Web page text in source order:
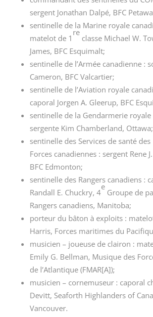
sergent Jonathan Dalpé, BFC
sentinelle de la Marine royale
matelot de 1
re
classeMichael W.
James, BFC Esquimalt;
sentinelle de l’Armée canadienne :
Cameron, BFC Valcartier;
sentinelle de l’Aviation royale
caporal Jorgen A. Gleerup, BFC
sentinelle de la Gendarmerie royale
sergente Kim Chamberland, Ottawa;
sentinelle des Services de santé des
Forces canadiennes : sergent Rene
BFC Edmonton;
sentinelle des Rangers canadiens :
Randall E. Chuckry, 4
e
Groupede
Rangers canadiens, Manitoba;
porteur du bâton à exploits :
Harris, Forces maritimes du
musicien – joueuse de clairon :
Emily G. Bellman, Musique des
del’Atlantique (FMAR[A]);
musicien – cornemuseur : caporal
Devitt, Seaforth Highlanders of
Vancouver.